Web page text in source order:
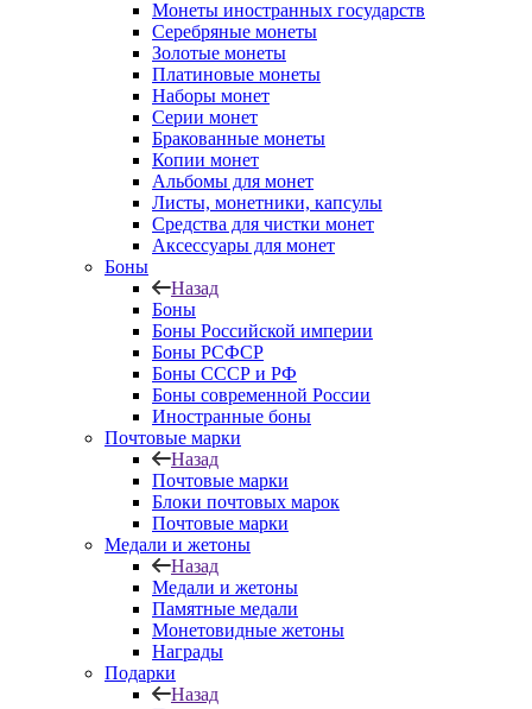
Монеты иностранных государств
Серебряные монеты
Золотые монеты
Платиновые монеты
Наборы монет
Серии монет
Бракованные монеты
Копии монет
Альбомы для монет
Листы, монетники, капсулы
Средства для чистки монет
Аксессуары для монет
Боны
Назад
Боны
Боны Российской империи
Боны РСФСР
Боны СССР и РФ
Боны современной России
Иностранные боны
Почтовые марки
Назад
Почтовые марки
Блоки почтовых марок
Почтовые марки
Медали и жетоны
Назад
Медали и жетоны
Памятные медали
Монетовидные жетоны
Награды
Подарки
Назад